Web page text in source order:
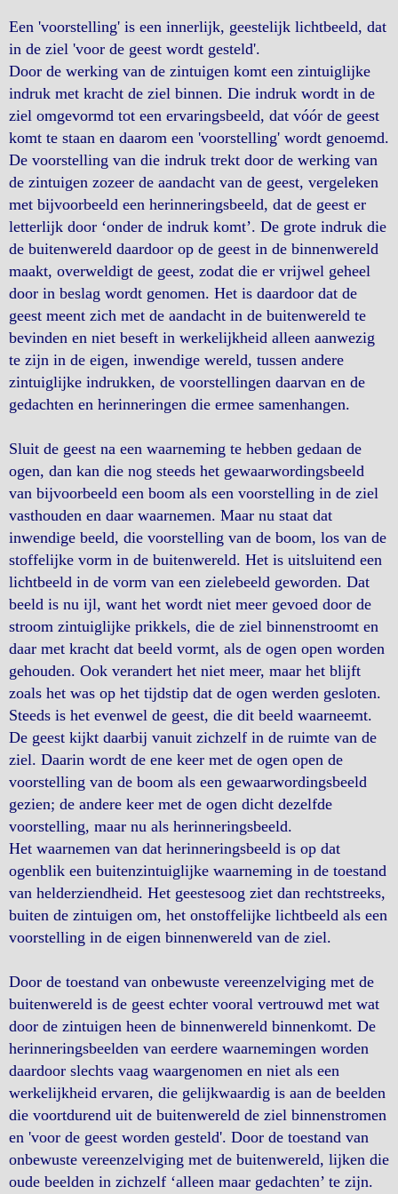
Een 'voorstelling' is een innerlijk, geestelijk lichtbeeld, dat
in de ziel 'voor de geest wordt gesteld'.
Door de werking van de zintuigen komt een zintuiglijke
indruk met kracht de ziel binnen. Die indruk wordt in de
ziel omgevormd tot een ervaringsbeeld, dat vóór de geest
komt te staan en daarom een 'voorstelling' wordt genoemd.
De voorstelling van die indruk trekt door de werking van
de zintuigen zozeer de aandacht van de geest, vergeleken
met bijvoorbeeld een herinneringsbeeld, dat de geest er
letterlijk door ‘onder de indruk komt’. De grote indruk die
de buitenwereld daardoor op de geest in de binnenwereld
maakt, overweldigt de geest, zodat die er vrijwel geheel
door in beslag wordt genomen. Het is daardoor dat de
geest meent zich met de aandacht in de buitenwereld te
bevinden en niet beseft in werkelijkheid alleen aanwezig
te zijn in de eigen, inwendige wereld, tussen andere
zintuiglijke indrukken, de voorstellingen daarvan en de
gedachten en herinneringen die ermee samenhangen.
Sluit de geest na een waarneming te hebben gedaan de
ogen, dan kan die nog steeds het gewaarwordingsbeeld
van bijvoorbeeld een boom als een voorstelling in de ziel
vasthouden en daar waarnemen. Maar nu staat dat
inwendige beeld, die voorstelling van de boom, los van de
stoffelijke vorm in de buitenwereld. Het is uitsluitend een
lichtbeeld in de vorm van een zielebeeld geworden. Dat
beeld is nu ijl, want het wordt niet meer gevoed door de
stroom zintuiglijke prikkels, die de ziel binnenstroomt en
daar met kracht dat beeld vormt, als de ogen open worden
gehouden. Ook verandert het niet meer, maar het blijft
zoals het was op het tijdstip dat de ogen werden gesloten.
Steeds is het evenwel de geest, die dit beeld waarneemt.
De geest kijkt daarbij vanuit zichzelf in de ruimte van de
ziel. Daarin wordt de ene keer met de ogen open de
voorstelling van de boom als een gewaarwordingsbeeld
gezien; de andere keer met de ogen dicht dezelfde
voorstelling, maar nu als herinneringsbeeld.
Het waarnemen van dat herinneringsbeeld is op dat
ogenblik een buitenzintuiglijke waarneming in de toestand
van helderziendheid. Het geestesoog ziet dan rechtstreeks,
buiten de zintuigen om, het onstoffelijke lichtbeeld als een
voorstelling in de eigen binnenwereld van de ziel.
Door de toestand van onbewuste vereenzelviging met de
buitenwereld is de geest echter vooral vertrouwd met wat
door de zintuigen heen de binnenwereld binnenkomt. De
herinneringsbeelden van eerdere waarnemingen worden
daardoor slechts vaag waargenomen en niet als een
werkelijkheid ervaren, die gelijkwaardig is aan de beelden
die voortdurend uit de buitenwereld de ziel binnenstromen
en 'voor de geest worden gesteld'. Door de toestand van
onbewuste vereenzelviging met de buitenwereld, lijken die
oude beelden in zichzelf ‘alleen maar gedachten’ te zijn.